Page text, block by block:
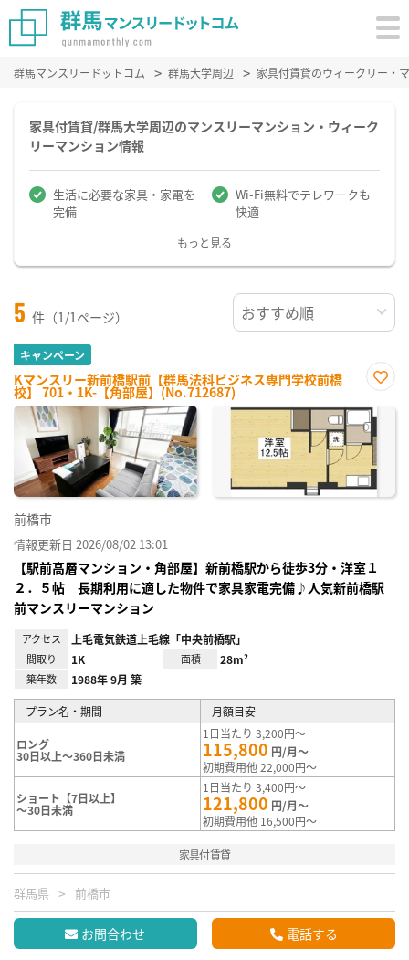
群馬マンスリードットコム 群馬大学周辺 家具付賃貸のウィークリー・
家具付賃貸/群馬大学周辺のマンスリーマンション・ウィーク
リーマンション情報
生活に必要な家具・家電を
完備
Wi-Fi無料でテレワークも
快適
もっと見る
5 件（1/1ページ）
キャンペーン
Kマンスリー新前橋駅前【群馬法科ビジネス専門学校前橋
校】 701・1K-【角部屋】(No.712687)
に入
り登
録
前橋市
情報更新日 2026/08/02 13:01
【駅前高層マンション・角部屋】新前橋駅から徒歩3分・洋室１
２．５帖 長期利用に適した物件で家具家電完備♪人気新前橋駅
前マンスリーマンション
アクセス 上毛電気鉄道上毛線「中央前橋駅」
間取り 1K 面積 28m²
築年数 1988年 9月 築
プラン名・期間 月額目安
ロング
30日以上～360日未満
1日当たり 3,200円～
115,800 円/月～
初期費用他 22,000円～
ショート【7日以上】
～30日未満
1日当たり 3,400円～
121,800 円/月～
初期費用他 16,500円～
家具付賃貸
群馬県 前橋市
お問合わせ 電話する